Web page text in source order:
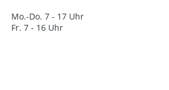
Mo.-Do. 7 - 17 Uhr
Fr. 7 - 16 Uhr